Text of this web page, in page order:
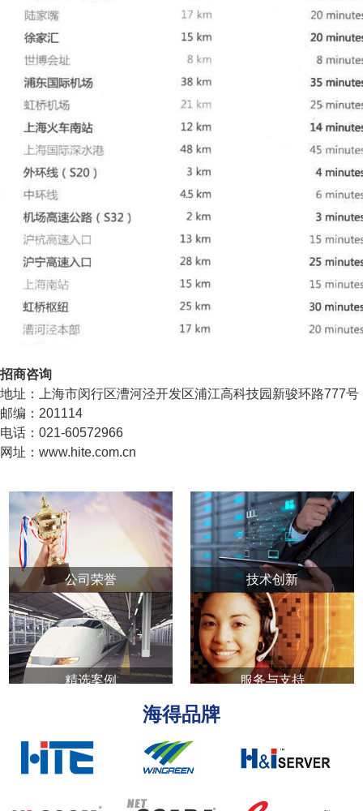
招商咨询
地址：上海市闵行区漕河泾开发区浦江高科技园新骏环路777号
邮编：201114
电话：021-60572966
网址：www.hite.com.cn
公司荣誉 技术创新
精选案例 服务与支持
海得品牌